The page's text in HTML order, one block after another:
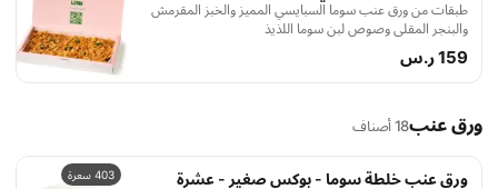
طبقات من ورق عنب سوما السبايسي المميز والخبز المقرمش
والبنجر المقلي وصوص لبن سوما اللذيذ
159 ر.س
ورق عنب18 أصناف
403 سعرة
ورق عنب خلطة سوما - بوكس صغير - عشرة